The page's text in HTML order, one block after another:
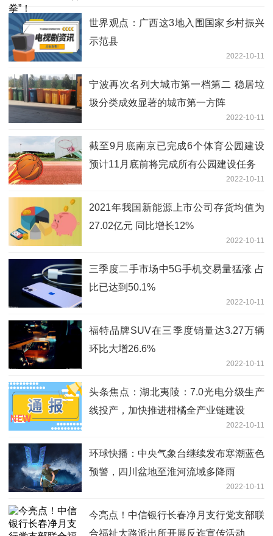
世界观点：广西这3地入围国家乡村振兴
示范县
2022-10-11
宁波再次名列大城市第一档第二 稳居垃
圾分类成效显著的城市第一方阵
2022-10-11
截至9月底南京已完成6个体育公园建设
预计11月底前将完成所有公园建设任务
2022-10-11
2021年我国新能源上市公司存货均值为
27.02亿元 同比增长12%
2022-10-11
三季度二手市场中5G手机交易量猛涨 占
比已达到50.1%
2022-10-11
福特品牌SUV在三季度销量达3.27万辆
环比大增26.6%
2022-10-11
头条焦点：湖北夷陵：7.0光电分级生产
线投产，加快推进柑橘全产业链建设
2022-10-11
环球快播：中央气象台继续发布寒潮蓝色
预警，四川盆地至淮河流域多降雨
2022-10-11
今亮点！中信银行长春净月支行党支部联
合福祉大路派出所开展反诈宣传活动